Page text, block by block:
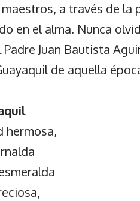
maestros, a través de
en el alma. Nunca
Juan Bautista
de aquella
hermosa,